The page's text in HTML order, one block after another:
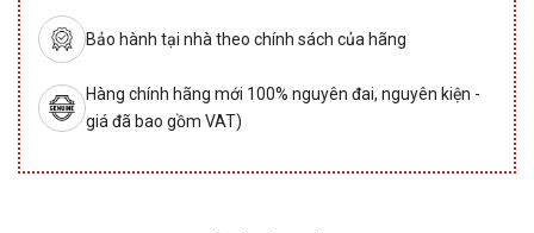
Bảo hành tại nhà theo chính sách của hãng
Hàng chính hãng mới 100% nguyên đai, nguyên kiện -
giá đã bao gồm VAT)